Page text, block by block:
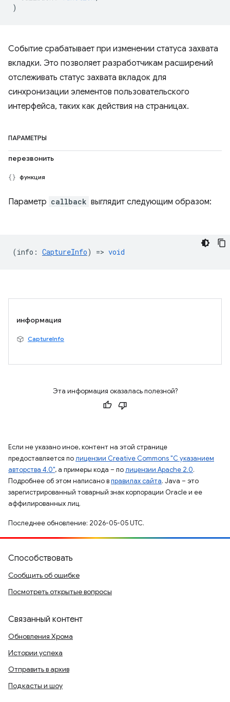
)
Событие срабатывает при изменении статуса захвата
вкладки. Это позволяет разработчикам расширений
отслеживать статус захвата вкладок для
синхронизации элементов пользовательского
интерфейса, таких как действия на страницах.
ПАРАМЕТРЫ
перезвонить
функция
Параметр callback выглядит следующим образом:
(info : CaptureInfo) => void
информация
CaptureInfo
Эта информация оказалась полезной?
Если не указано иное, контент на этой странице
предоставляется полицензии Creative Commons "С указанием
авторства 4.0", а примеры кода – полицензии Apache 2.0.
Подробнее об этом написано вправилах сайта. Java – это
зарегистрированный товарный знак корпорации Oracle и ее
аффилированных лиц.
Последнее обновление: 2026-05-05 UTC.
Способствовать
Сообщить об ошибке
Посмотреть открытые вопросы
Связанный контент
Обновления Хрома
Истории успеха
Отправить в архив
Подкасты и шоу